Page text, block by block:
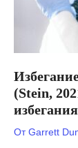
(Stein,
ОтGarrett